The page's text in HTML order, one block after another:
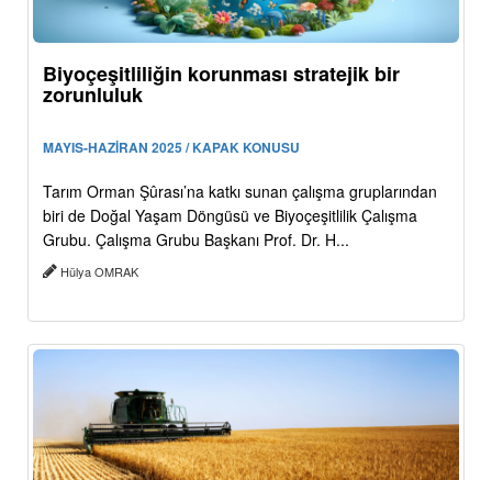
Biyoçeşitliliğin korunması stratejik bir
zorunluluk
MAYIS-HAZİRAN 2025 / KAPAK KONUSU
Tarım Orman Şûrası’na katkı sunan çalışma gruplarından
biri de Doğal Yaşam Döngüsü ve Biyoçeşitlilik Çalışma
Grubu. Çalışma Grubu Başkanı Prof. Dr. H...
Hülya OMRAK